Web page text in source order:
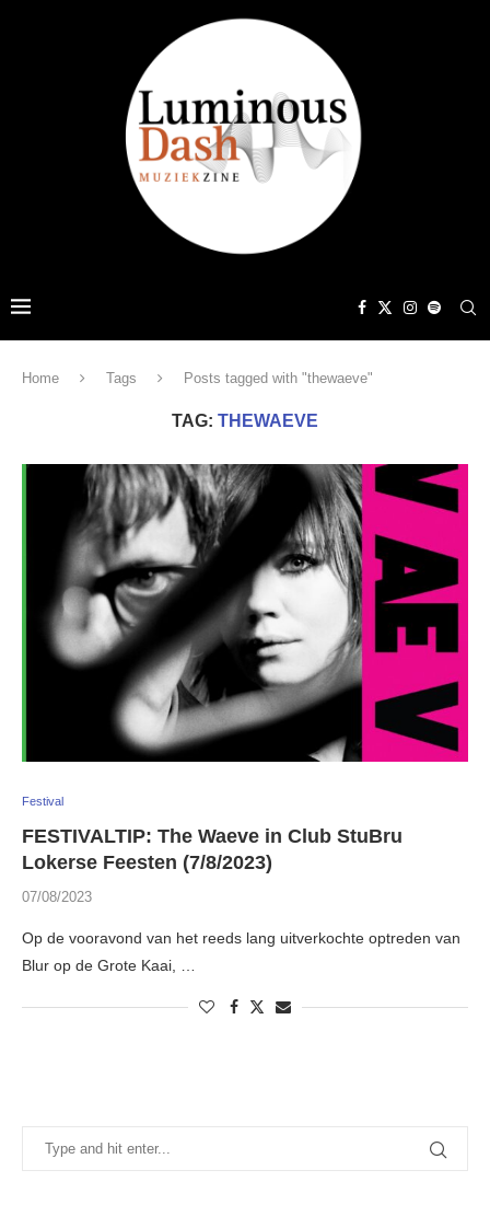
Home Tags Posts tagged with "thewaeve"
TAG: THEWAEVE
Festival
FESTIVALTIP: The Waeve in Club StuBru
Lokerse Feesten (7/8/2023)
07/08/2023
Op de vooravond van het reeds lang uitverkochte optreden van
Blur op de Grote Kaai, …